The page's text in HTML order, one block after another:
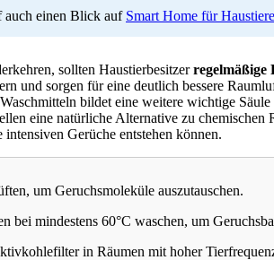
auch einen Blick auf Smart Home für
sollten Haustierbesitzerregelmäßige
sorgen für eine deutlich bessere
bildet eine weitere wichtige
eine natürliche Alternative zu
Gerüche entstehen können.
um Geruchsmoleküle auszutauschen.
bei mindestens 60°C waschen, um
in Räumen mit hoher